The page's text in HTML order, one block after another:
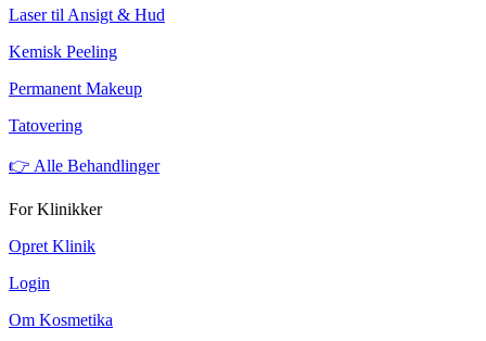
Laser til Ansigt & Hud
Kemisk Peeling
Permanent Makeup
Tatovering
👉 Alle Behandlinger
For Klinikker
Opret Klinik
Login
Om Kosmetika